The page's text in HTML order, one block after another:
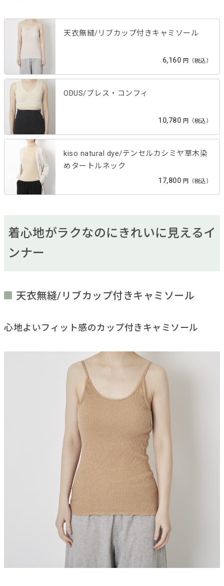
天衣無縫/リブカップ付きキャミソール
6,160 円（税込）
ODUS/ブレス・コンフィ
10,780 円（税込）
kiso natural dye/テンセルカシミヤ草木染
めタートルネック
17,800 円（税込）
着心地がラクなのにきれいに見えるイ
ンナー
天衣無縫/リブカップ付きキャミソール
心地よいフィット感のカップ付きキャミソール